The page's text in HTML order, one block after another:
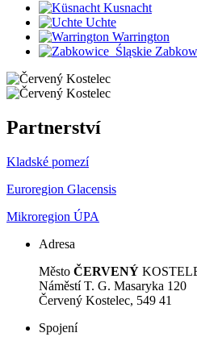
Kusnacht
Uchte
Warrington
Partnerství
Kladské pomezí
Euroregion Glacensis
Mikroregion ÚPA
Adresa
Město ČERVENÝ
Náměstí T. G. Masaryka 120
Červený Kostelec, 549 41
Spojení